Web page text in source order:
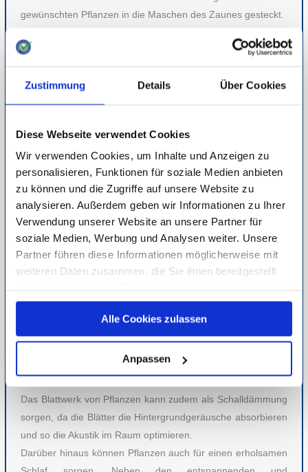
Zustimmung Details Über Cookies
Diese Webseite verwendet Cookies
Wir verwenden Cookies, um Inhalte und Anzeigen zu
personalisieren, Funktionen für soziale Medien anbieten
zu können und die Zugriffe auf unsere Website zu
analysieren. Außerdem geben wir Informationen zu Ihrer
Verwendung unserer Website an unsere Partner für
soziale Medien, Werbung und Analysen weiter. Unsere
Partner führen diese Informationen möglicherweise mit
weiteren Daten zusammen, die Sie ihnen bereitgestellt
gesammelt haben.
Unsere Datenschutzerklärung finden siehier.
Alle Cookies zulassen
Anpassen
gewünschten Pflanzen in die Maschen des Zaunes gesteckt.
GRÜNE HINGUCKER, DIE GLÜCKLICH
SORGEN
Pflanzen bringen nützliche Eigenschaften mit sich und sind
mehr als nur ein Gestaltungselement, um Räume
aufzuwerten. Zimmerpflanzen entfalten ihre segensreichen
Eigenschaften nicht nur in Wohnräumen, sondern sind auch
ideal fürs Büro geeignet. Sie bringen Farbe in den
Arbeitsalltag, lockern die Arbeitsatmosphäre auf und sorgen
für ein gesundes Raumklima.
Die Begrünung im Innenbereich kann nicht nur Staubpartikel
aus der Luft absorbieren, sie erhöht auch die Luftfeuchtigkeit
grüne Farbe von den Pflanzen wirkt beruhigend und kann für
ein höheres Glücksgefühl sorgen und den Gemütszustand
Das Blattwerk von Pflanzen kann zudem als Schalldämmung
sorgen, da die Blätter die Hintergrundgeräusche absorbieren
und so die Akustik im Raum optimieren.
Darüber hinaus können Pflanzen auch für einen erholsamen